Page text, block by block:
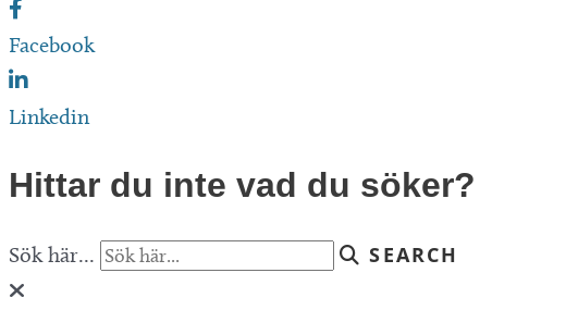
Facebook
Linkedin
Hittar du inte vad du söker?
Sök här... SEARCH